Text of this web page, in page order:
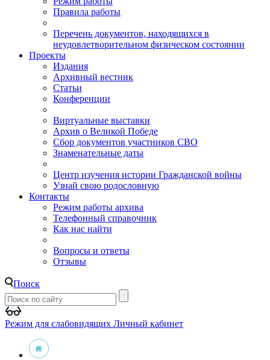
Правила работы
Перечень документов, находящихся в
неудовлетворительном физическом состоянии
Проекты
Издания
Архивный вестник
Статьи
Конференции
Виртуальные выставки
Архив о Великой Победе
Сбор документов участников СВО
Знаменательные даты
Центр изучения истории Гражданской войны
Узнай свою родословную
Контакты
Режим работы архива
Телефонный справочник
Как нас найти
Вопросы и ответы
Отзывы
Поиск
Режим для слабовидящих Личный кабинет